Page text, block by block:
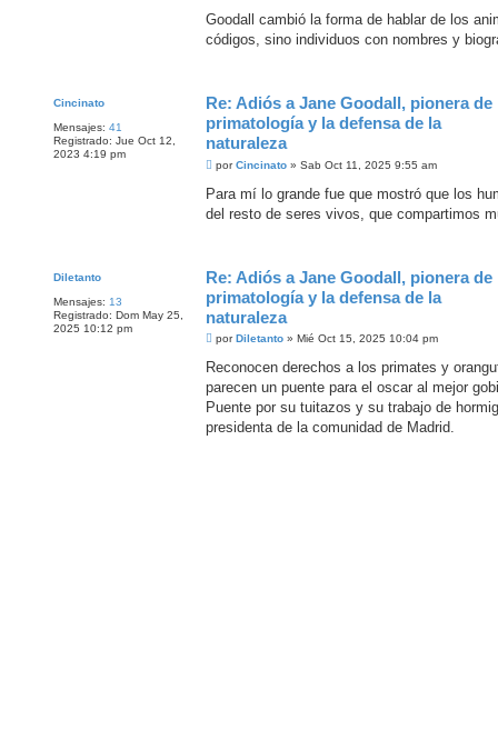
n
a
Goodall cambió la forma de hablar de los
códigos, sino individuos con nombres y
Cincinato
Mensajes: 41
Registrado: Jue Oct 12,
2023 4:19 pm
Re: Adiós a Jane Goodall, pionera de
primatología y la defensa de la
naturaleza
M
n
a
porCincinato» Sab Oct 11, 2025 9:55 am
Para mí lo grande fue que mostró que los
del resto de seres vivos, que compartimos
Diletanto
Mensajes: 13
Registrado: Dom May 25,
2025 10:12 pm
Re: Adiós a Jane Goodall, pionera de
primatología y la defensa de la
naturaleza
M
n
a
j
porDiletanto» Mié Oct 15, 2025 10:04 pm
Reconocen derechos a los primates y
parecen un puente para el oscar al mejor
Puente por su tuitazos y su trabajo de
presidenta de la comunidad de Madrid.